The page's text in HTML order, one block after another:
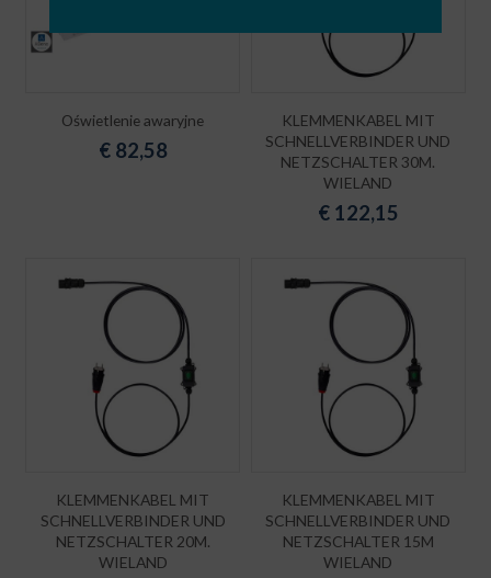
Oświetlenie awaryjne
€ 82,58
KLEMMENKABEL MIT
SCHNELLVERBINDER UND
NETZSCHALTER 30M.
WIELAND
€ 122,15
KLEMMENKABEL MIT
SCHNELLVERBINDER UND
NETZSCHALTER 20M.
WIELAND
KLEMMENKABEL MIT
SCHNELLVERBINDER UND
NETZSCHALTER 15M
WIELAND